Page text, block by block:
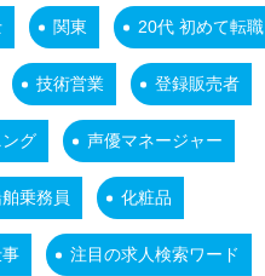
関東 20代 初めて転職
技術営業 登録販売者
グ 声優マネージャー
乗務員 化粧品
注目の求人検索ワード